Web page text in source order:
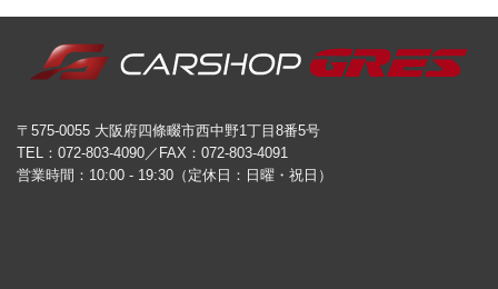
〒575-0055 大阪府四條畷市西中野1丁目8番5号
TEL：072-803-4090／FAX：072-803-4091
営業時間：10:00 - 19:30（定休日：日曜・祝日）